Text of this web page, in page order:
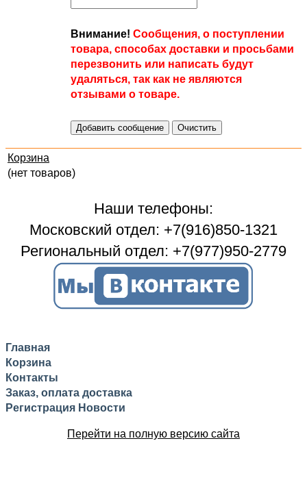
Внимание! Сообщения, о поступлении
товара, способах доставки и просьбами
перезвонить или написать будут
удаляться, так как не являются
отзывами о товаре.
Корзина
(нет товаров)
Наши телефоны:
Московский отдел: +7(916)850-1321
Региональный отдел: +7(977)950-2779
Главная
Корзина
Контакты
Заказ, оплата доставка
Регистрация Новости
Перейти на полную версию сайта